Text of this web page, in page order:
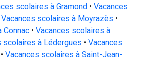
scolaires à Gramond • Vacances
Vacances scolaires à Moyrazès •
Connac • Vacances scolaires à
scolaires à Lédergues • Vacances
• Vacances scolaires à Saint-Jean-